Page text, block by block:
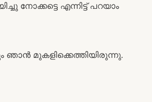
നോക്കട്ടെ എന്നിട്ട് പറയാം
ഞാൻ മുകളിക്കെത്തിയിരുന്നു.